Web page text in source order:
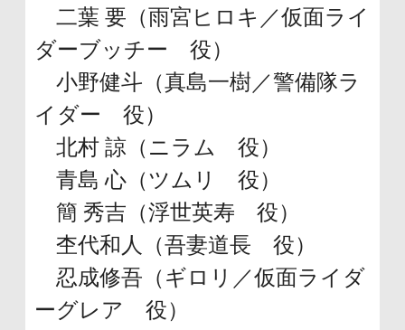
二葉 要（雨宮ヒロキ／仮面ライ
ダーブッチー 役）
小野健斗（真島一樹／警備隊ラ
イダー 役）
北村 諒（ニラム 役）
青島 心（ツムリ 役）
簡 秀吉（浮世英寿 役）
杢代和人（吾妻道長 役）
忍成修吾（ギロリ／仮面ライダ
ーグレア 役）